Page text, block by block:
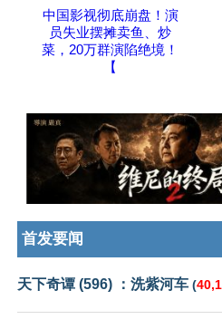
中国影视彻底崩盘！演
员失业摆摊卖鱼、炒
菜，20万群演陷绝境！
【
首发要闻
天下奇谭 (596) ：洗紫河车 (